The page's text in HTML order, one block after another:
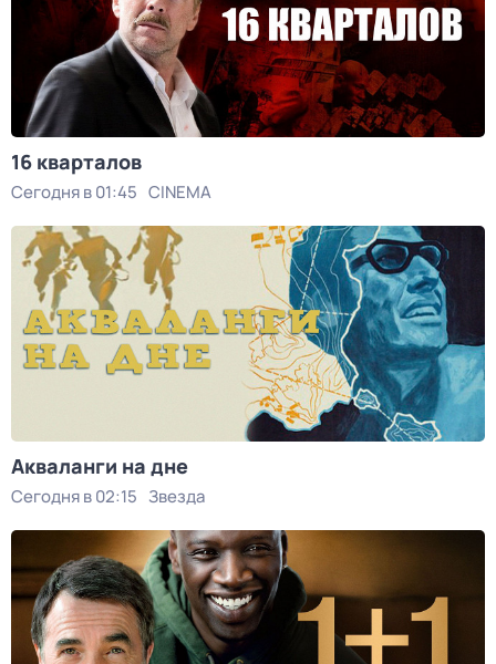
16 кварталов
Сегодня в 01:45 CINEMA
Акваланги на дне
Сегодня в 02:15 Звезда